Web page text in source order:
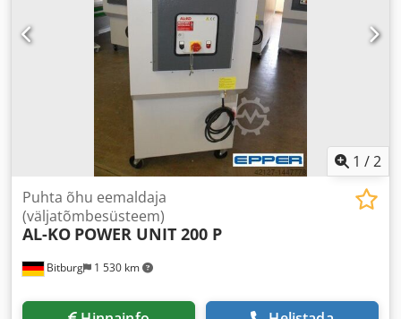
1 /2
Bitburg 1 530 km
Puhta õhu eemaldaja
(väljatõmbesüsteem)
AL-KO POWER UNIT 200 P